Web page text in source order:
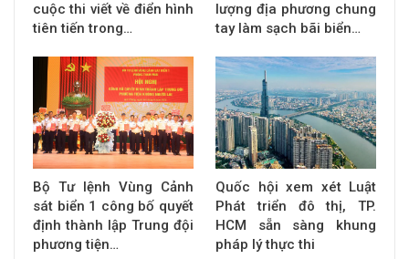
cuộc thi viết về điển hình
tiên tiến trong…
lượng địa phương chung
tay làm sạch bãi biển…
Bộ Tư lệnh Vùng Cảnh
sát biển 1 công bố quyết
định thành lập Trung đội
phương tiện…
Quốc hội xem xét Luật
Phát triển đô thị, TP.
HCM sẵn sàng khung
pháp lý thực thi